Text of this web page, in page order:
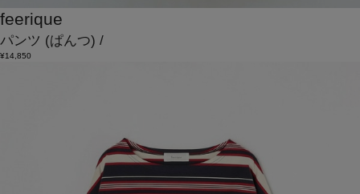
feerique
パンツ (ぱんつ) /
¥14,850